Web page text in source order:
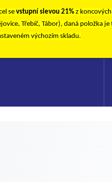
se vstupní slevou 21% z
Třebíč, Tábor), daná položka
výchozím skladu.